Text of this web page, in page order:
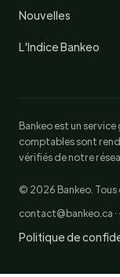
Nouvelles
L'Indice Bankeo
Bankeo est un
comptables sont
vérifiés de notre
© 2026 Bankeo. Tous
contact@bankeo.ca
Politique de